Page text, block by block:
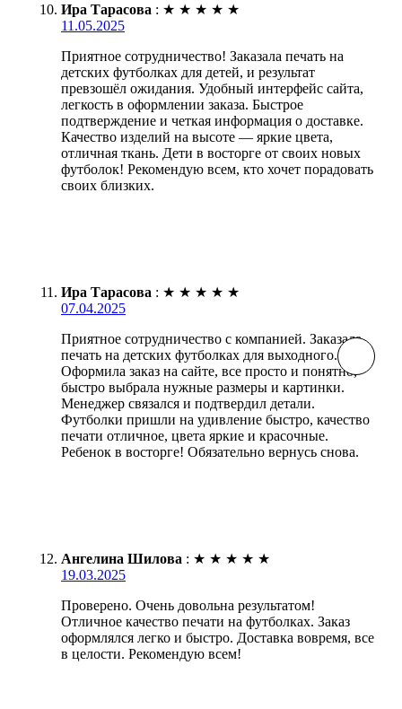
Ира Тарасова : ★ ★ ★ ★ ★
11.05.2025
Приятное сотрудничество! Заказала печать на
детских футболках для детей, и результат
превзошёл ожидания. Удобный интерфейс сайта,
легкость в оформлении заказа. Быстрое
подтверждение и четкая информация о доставке.
Качество изделий на высоте — яркие цвета,
отличная ткань. Дети в восторге от своих новых
футболок! Рекомендую всем, кто хочет порадовать
своих близких.
Ира Тарасова : ★ ★ ★ ★ ★
07.04.2025
Приятное сотрудничество с компанией. Заказала
печать на детских футболках для выходного.
Оформила заказ на сайте, все просто и понятно,
быстро выбрала нужные размеры и картинки.
Менеджер связался и подтвердил детали.
Футболки пришли на удивление быстро, качество
печати отличное, цвета яркие и красочные.
Ребенок в восторге! Обязательно вернусь снова.
Ангелина Шилова : ★ ★ ★ ★ ★
19.03.2025
Проверено. Очень довольна результатом!
Отличное качество печати на футболках. Заказ
оформлялся легко и быстро. Доставка вовремя, все
в целости. Рекомендую всем!